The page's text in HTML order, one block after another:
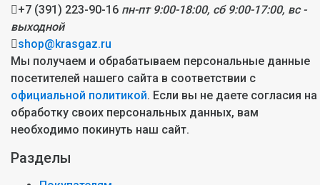
+7 (391) 223-90-16 пн-пт 9:00-18:00, сб 9:00-17:00, вс -
выходной
shop@krasgaz.ru
Мы получаем и обрабатываем персональные данные
посетителей нашего сайта в соответствии с
официальной политикой. Если вы не даете согласия на
обработку своих персональных данных, вам
необходимо покинуть наш сайт.
Разделы